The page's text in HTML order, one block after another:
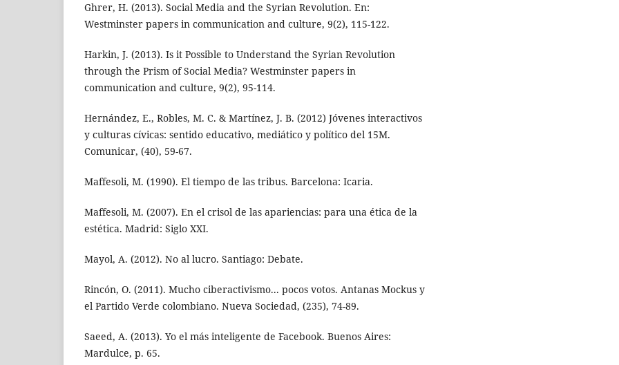
Ghrer, H. (2013). Social Media and the Syrian Revolution. En:
Westminster papers in communication and culture, 9(2), 115-122.
Harkin, J. (2013). Is it Possible to Understand the Syrian Revolution
through the Prism of Social Media? Westminster papers in
communication and culture, 9(2), 95-114.
Hernández, E., Robles, M. C. & Martínez, J. B. (2012) Jóvenes interactivos
y culturas cívicas: sentido educativo, mediático y político del 15M.
Comunicar, (40), 59-67.
Maffesoli, M. (1990). El tiempo de las tribus. Barcelona: Icaria.
Maffesoli, M. (2007). En el crisol de las apariencias: para una ética de la
estética. Madrid: Siglo XXI.
Mayol, A. (2012). No al lucro. Santiago: Debate.
Rincón, O. (2011). Mucho ciberactivismo... pocos votos. Antanas Mockus y
el Partido Verde colombiano. Nueva Sociedad, (235), 74-89.
Saeed, A. (2013). Yo el más inteligente de Facebook. Buenos Aires:
Mardulce, p. 65.